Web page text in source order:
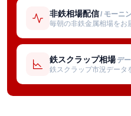
非鉄相場配信/ モーニ
毎朝の非鉄金属相場をお
鉄スクラップ相場 デ
鉄スクラップ市況データ